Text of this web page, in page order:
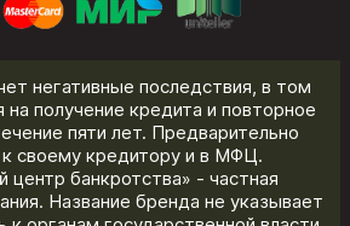
негативные последствия, в том
на получение кредита и повторное
пяти лет. Предварительно
к своему кредитору и в МФЦ.
центр банкротства» - частная
Название бренда не указывает